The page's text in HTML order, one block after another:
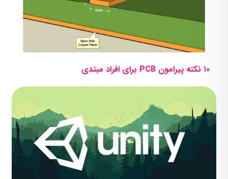
۱۰ نکته پیرامون PCB برای افراد مبتدی